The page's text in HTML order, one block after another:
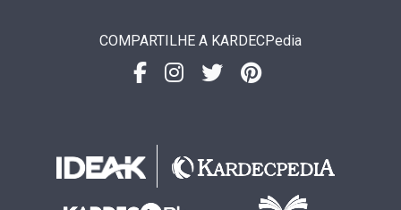
COMPARTILHE A KARDECPedia